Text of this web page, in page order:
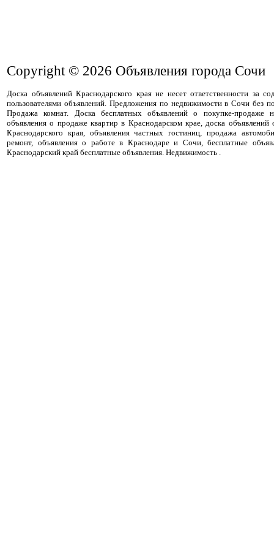
Copyright © 2026 Объявления города Сочи
Доска объявлений Краснодарского края не несет ответственности за
пользователями объявлений. Предложения по недвижимости в Сочи без
Продажа комнат. Доска бесплатных объявлений о покупке-продаже
объявления о продаже квартир в Краснодарском крае, доска
Краснодарского края, объявления частных гостиниц, продажа
ремонт, объявления о работе в Краснодаре и Сочи, бесплатные
Краснодарский край бесплатные объявления. Недвижимость .